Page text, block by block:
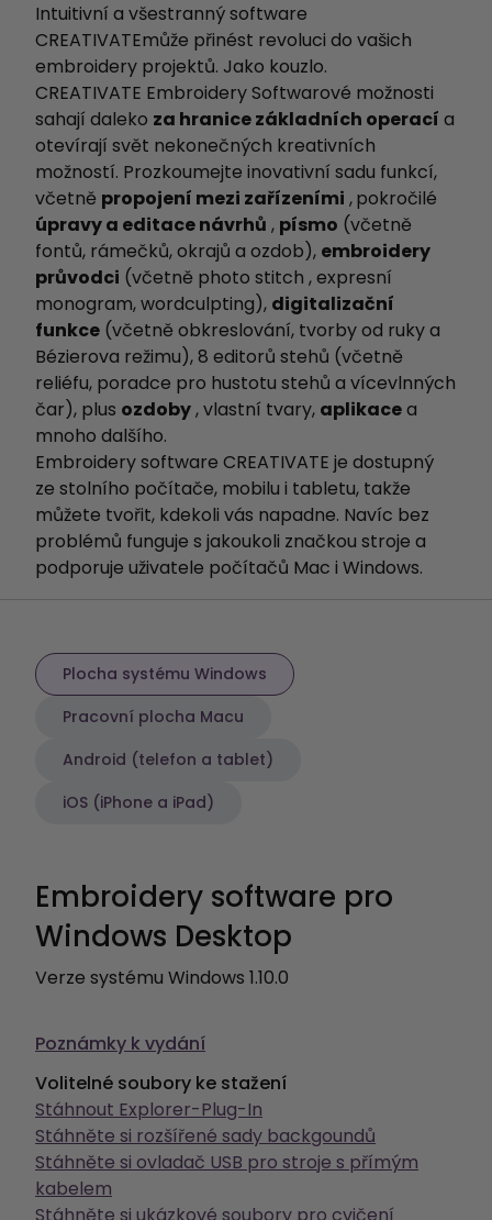
Intuitivní a všestranný software
CREATIVATEmůže přinést revoluci do vašich
embroidery projektů. Jako kouzlo.
CREATIVATE Embroidery Softwarové možnosti
sahají daleko za hranice základních operací a
otevírají svět nekonečných kreativních
možností. Prozkoumejte inovativní sadu funkcí,
včetně propojení mezi zařízeními ,pokročilé
úpravy a editace návrhů , písmo (včetně
fontů, rámečků, okrajů a ozdob), embroidery
průvodci (včetně photo stitch , expresní
monogram, wordculpting), digitalizační
funkce (včetně obkreslování, tvorby od ruky a
Bézierova režimu), 8 editorů stehů (včetně
reliéfu, poradce pro hustotu stehů a vícevlnných
čar), plus ozdoby, vlastní tvary, aplikacea
mnoho dalšího.
Embroidery software CREATIVATE je dostupný
ze stolního počítače, mobilu i tabletu, takže
můžete tvořit, kdekoli vás napadne. Navíc bez
problémů funguje s jakoukoli značkou stroje a
podporuje uživatele počítačů Mac i Windows.
Plocha systému Windows
Pracovní plocha Macu
Android (telefon a tablet)
iOS (iPhone a iPad)
Embroidery software pro
Windows Desktop
Verze systému Windows 1.10.0
Poznámky k vydání
Volitelné soubory ke stažení
Stáhnout Explorer-Plug-In
Stáhněte si rozšířené sady backgoundů
Stáhněte si ovladač USB pro stroje s přímým
kabelem